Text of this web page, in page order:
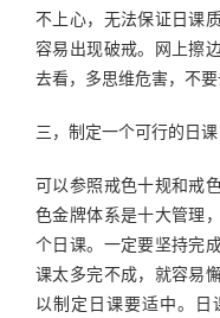
不上心，无法保证日课
容易出现破戒。网上擦
去看，多思维危害，不要
三，制定一个可行的日课
可以参照戒色十规和戒
色金牌体系是十大管理
个日课。一定要坚持完
课太多完不成，就容易
以制定日课要适中。日